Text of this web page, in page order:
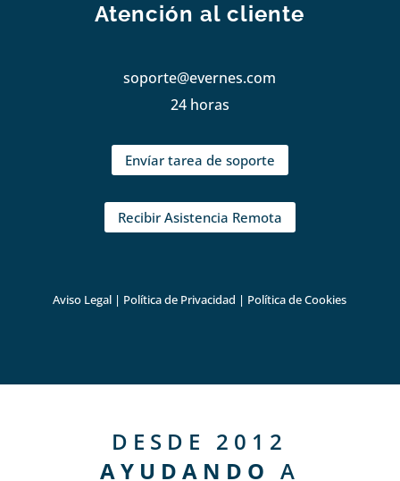
Atención al cliente
soporte@evernes.com
24 horas
Envíar tarea de soporte
Recibir Asistencia Remota
Aviso Legal | Política de Privacidad | Política de Cookies
DESDE 2012
AYUDANDO A